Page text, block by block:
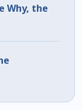
Why, the